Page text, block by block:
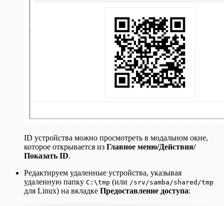
ID устройства можно просмотреть в модальном окне,
которое открывается из Главное меню/Действия/
Показать ID.
Редактируем удаленные устройства, указывая
удаленную папку C:\tmp (или /srv/samba/shared/tmp
для Linux) на вкладке Предоставление доступа: